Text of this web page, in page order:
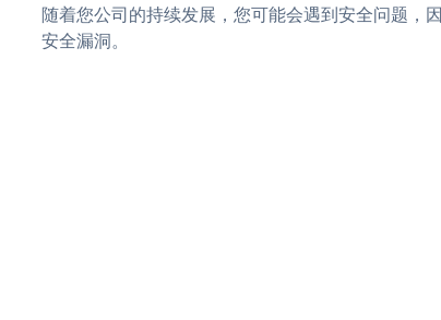
随着您公司的持续发展，您可能会遇到安全问题，
安全漏洞。